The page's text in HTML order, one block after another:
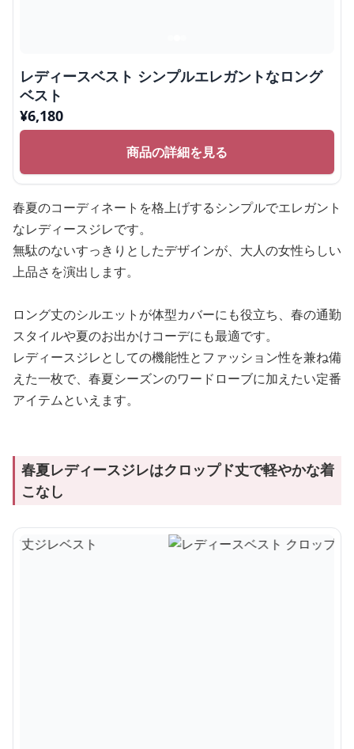
レディースベスト シンプルエレガントなロング
ベスト
¥6,180
商品の詳細を見る
春夏のコーディネートを格上げするシンプルでエレガント
なレディースジレです。
無駄のないすっきりとしたデザインが、大人の女性らしい
上品さを演出します。
ロング丈のシルエットが体型カバーにも役立ち、春の通勤
スタイルや夏のお出かけコーデにも最適です。
レディースジレとしての機能性とファッション性を兼ね備
えた一枚で、春夏シーズンのワードローブに加えたい定番
アイテムといえます。
春夏レディースジレはクロップド丈で軽やかな着
こなし